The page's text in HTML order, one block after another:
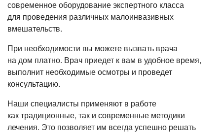
Ультразвуковая диагностика (УЗИ)
Лабораторные исследования
Прием хирурга
Прием стоматолога
Тесты на COVID-19 (антиген к SARS-CoV-2)
методом ПЦР
Прием невролога
современное оборудование экспертного класса
для проведения различных малоинвазивных
вмешательств.
При необходимости вы можете вызвать врача
на дом платно. Врач приедет к вам в удобное время,
выполнит необходимые осмотры и проведет
консультацию.
Наши специалисты применяют в работе
как традиционные, так и современные методики
лечения. Это позволяет им всегда успешно решать